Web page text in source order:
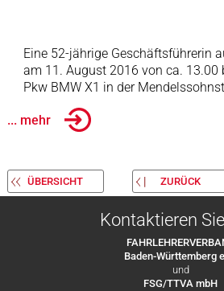
Eine 52-jährige Geschäftsführerin
am 11. August 2016 von ca. 13.00
Pkw BMW X1 in der
... mehr
ÜBERSICHT ZURÜCK
Kontaktieren
Baden-Württemberg
und
FSG/TTVA mbH